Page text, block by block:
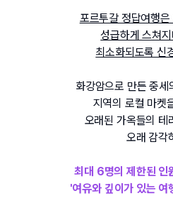
포르투갈 정답여행은
성급하게 스쳐지
최소화되도록 신
화강암으로 만든 중세
지역의 로컬 마켓
오래된 가옥들의 테
오래 감각
최대 6명의 제한된 인
'여유와 깊이가 있는 여